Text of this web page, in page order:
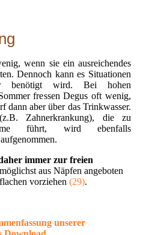
wenn sie ein ausreichendes
Dennoch kann es Situationen
benötigt wird. Bei hohen
fressen Degus oft wenig,
dann aber über das Trinkwasser.
Zahnerkrankung), die zu
führt, wird ebenfalls
immer zur freien
aus Näpfen angeboten
vorziehen (29).
unserer